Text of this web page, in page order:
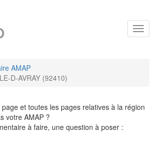
AMAP
D-AVRAY (92410)
et toutes les pages relatives à la région
votre AMAP ?
à faire, une question à poser :